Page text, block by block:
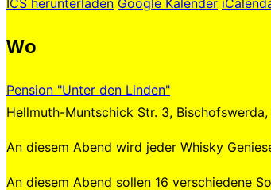
Wo
Pension "Unter den Linden"
Hellmuth-Muntschick Str. 3, Bischofswerda,
An diesem Abend wird jeder Whisky
An diesem Abend sollen 16 verschiedene